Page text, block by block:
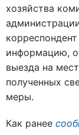
хозяйства
информацию,
выезда на
полученных
меры.
Как ранее